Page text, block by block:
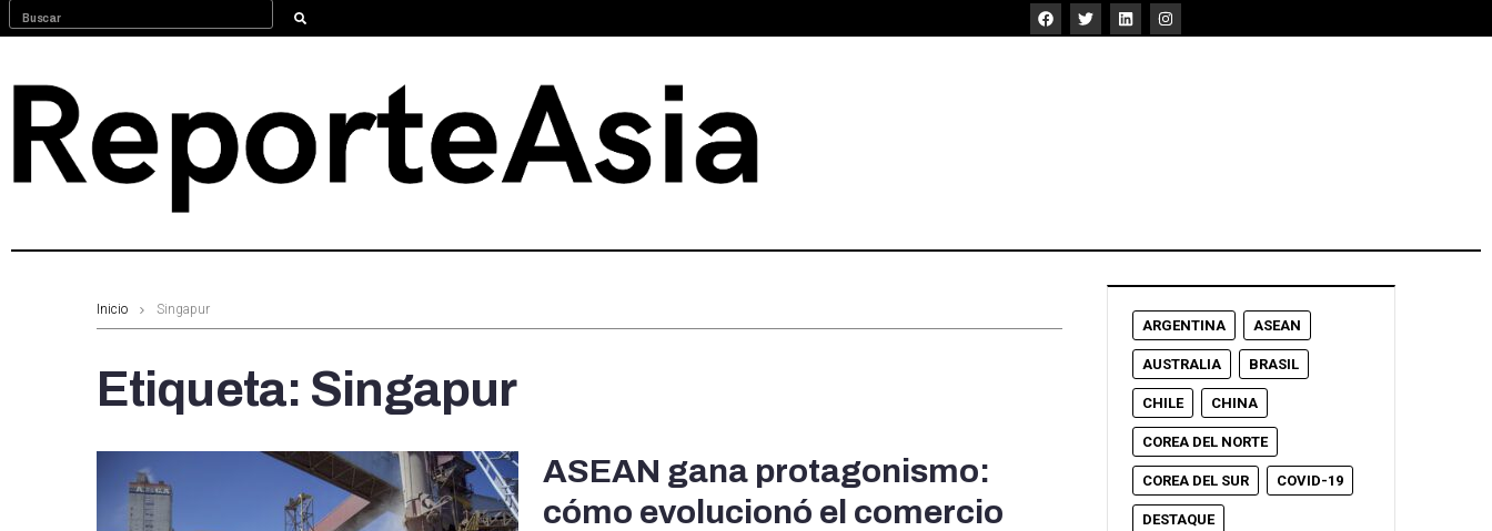
Inicio Singapur
Etiqueta: Singapur
ASEAN gana protagonismo:
cómo evolucionó el comercio
ARGENTINA ASEAN
AUSTRALIA BRASIL
CHILE CHINA
COREA DEL NORTE
COREA DEL SUR COVID-19
DESTAQUE